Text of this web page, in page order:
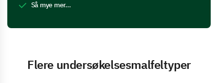
Så mye mer…
Flere undersøkelsesmalfeltyper